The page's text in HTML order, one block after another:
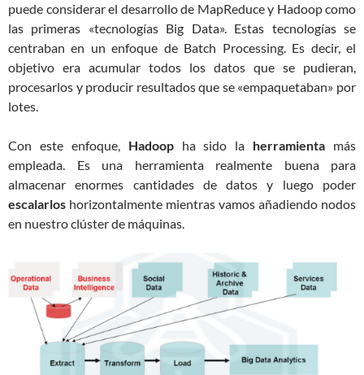
puede considerar el desarrollo de MapReduce y Hadoop como
las primeras «tecnologías Big Data». Estas tecnologías se
centraban en un enfoque de Batch Processing. Es decir, el
objetivo era acumular todos los datos que se pudieran,
procesarlos y producir resultados que se «empaquetaban» por
lotes.
Con este enfoque, Hadoopha sido la herramienta más
empleada. Es una herramienta realmente buena para
almacenar enormes cantidades de datos y luego poder
escalarlos horizontalmente mientras vamos añadiendo nodos
en nuestro clúster de máquinas.